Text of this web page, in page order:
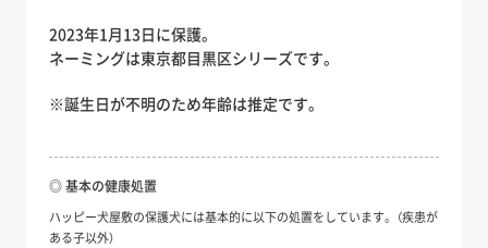
2023年1月13日に保護。
ネーミングは東京都目黒区シリーズです。
※誕生日が不明のため年齢は推定です。
◎ 基本の健康処置
ハッピー犬屋敷の保護犬には基本的に以下の処置をしています。（疾患が
ある子以外）